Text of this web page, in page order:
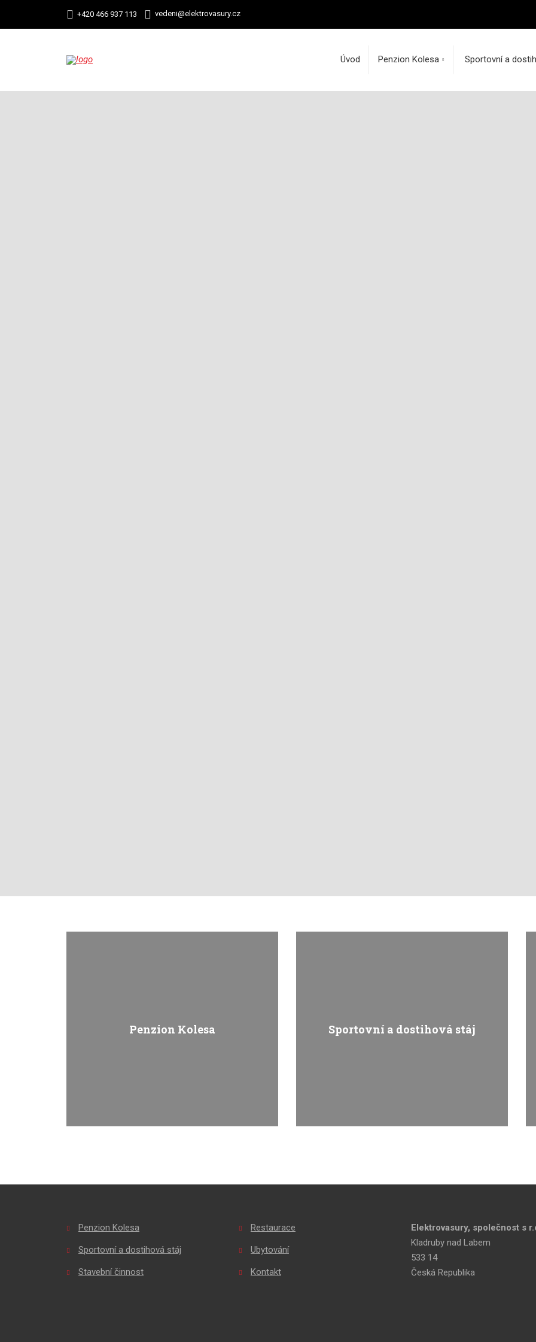
+420 466 937 113 vedeni@elektrovasury.cz
Úvod Penzion Kolesa Sportovní a
stránka
Penzion Kolesa Sportovní a dostihová stáj
Penzion Kolesa
Sportovní a dostihová stáj
Stavební činnost
Restaurace
Ubytování
Kontakt
Elektrovasury, společnost s
Kladruby nad Labem
533 14
Česká Republika